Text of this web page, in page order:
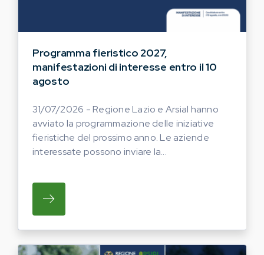
Programma fieristico 2027,
manifestazioni di interesse entro il 10
agosto
31/07/2026 - Regione Lazio e Arsial hanno
avviato la programmazione delle iniziative
fieristiche del prossimo anno. Le aziende
interessate possono inviare la...
SU REGIONE LAZIO E ARSIAL HANNO